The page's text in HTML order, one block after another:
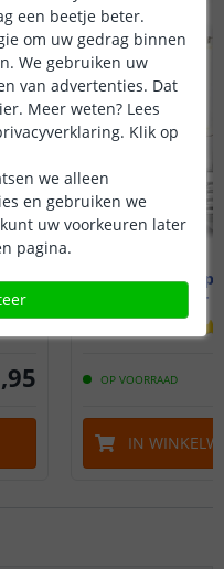
,95
Wifi lamp
7 watt -
OP VOORRAAD
IN
een beetje beter.
om uw gedrag binnen
We gebruiken uw
van advertenties. Dat
Meer weten? Lees
Klik op
we alleen
en gebruiken we
uw voorkeuren later
pagina.